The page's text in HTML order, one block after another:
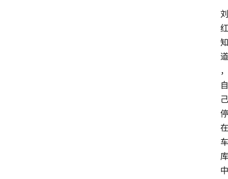
刘
红
知
道
，
自
己
停
在
车
库
中